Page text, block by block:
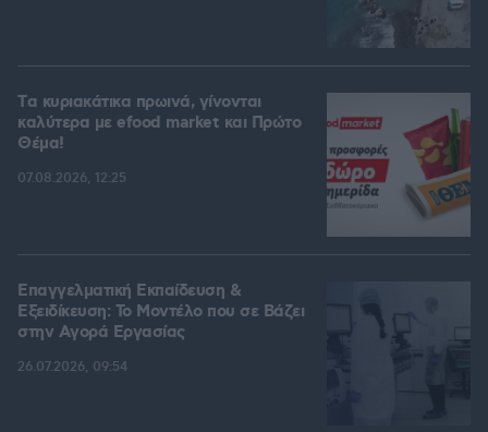
Tα κυριακάτικα πρωινά, γίνονται
καλύτερα με efood market και Πρώτο
Θέμα!
07.08.2026, 12:25
Επαγγελματική Εκπαίδευση &
Εξειδίκευση: Το Mοντέλο που σε Bάζει
στην Aγορά Eργασίας
26.07.2026, 09:54